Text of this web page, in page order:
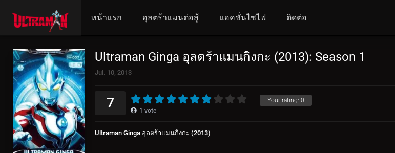
หน้าแรก อุลตร้าแมนต่อสู้ แอคชั่นไซไฟ ติดต่อ
Ultraman Ginga อุลตร้าแมนกิงกะ (2013): Season 1
Jul. 10, 2013
Your rating: 0
7 1 vote
Ultraman Ginga อุลตร้าแมนกิงกะ (2013)